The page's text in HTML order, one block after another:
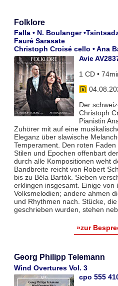
Folklore
Falla • N. Boulanger
Fauré Sarasate
Christoph Croisé cello • Ana
Avie
1 CD •
Der
Christoph
Pianistin
Zuhörer mit auf eine
Eleganz über slawische
Temperament. Den roten
Stilen und Epochen offenbart
durch alle Kompositionen weht
Bandbreite reicht von Robert
bis zu Béla Bartók. Sieben
erklingen insgesamt. Einige von
Volksmelodien; andere ahmen
und Rhythmen nach. Stücke,
geschrieben wurden, stehen
»zur
Georg Philipp Telemann
Wind Overtures Vol. 3
cpo 555